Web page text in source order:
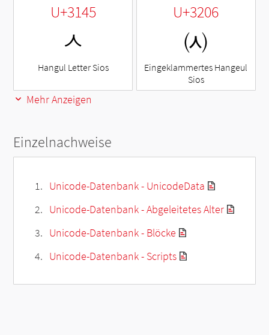
U+3145
ㅅ
Hangul Letter Sios
U+3206
㈆
Eingeklammertes Hangeul
Sios
Mehr Anzeigen
Einzelnachweise
Unicode-Datenbank - UnicodeData
Unicode-Datenbank - Abgeleitetes Alter
Unicode-Datenbank - Blöcke
Unicode-Datenbank - Scripts